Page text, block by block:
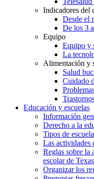
Indicadores del
Desde el
De los 3
Equipo
Equipo y
La
Alimentación y
Salud
Cuidado
Educación y escuelas
Información
Derecho a la
Tipos de
Las actividades
Reglas sobre la
escolar de Texas
Organizar los